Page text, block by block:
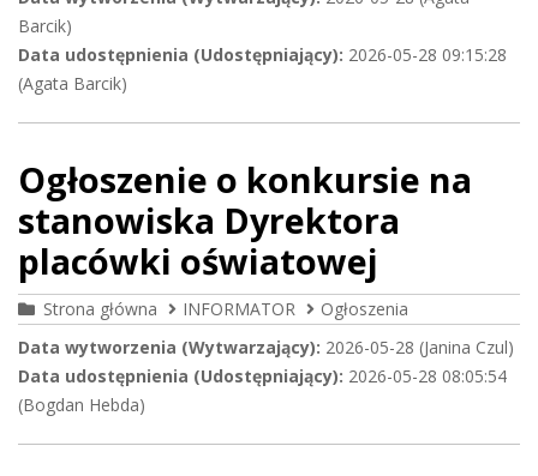
Barcik)
Data udostępnienia (Udostępniający): 2026-05-28 09:15:28
(Agata Barcik)
Ogłoszenie o konkursie na
stanowiska Dyrektora
placówki oświatowej
Strona główna INFORMATOR
Ogłoszenia
Data wytworzenia (Wytwarzający): 2026-05-28 (Janina Czul)
Data udostępnienia (Udostępniający): 2026-05-28 08:05:54
(Bogdan Hebda)